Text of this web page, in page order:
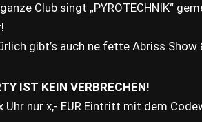
Club singt „PYROTECHNIK“
gibt’s auch ne fette Abriss
IST KEIN VERBRECHEN!
Uhr nur x,- EUR Eintritt mit dem